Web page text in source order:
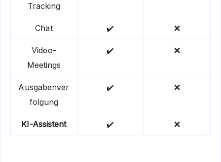
Tracking
Chat ✔️ ❌
Video-
Meetings
✔️ ❌
Ausgabenver
folgung
✔️ ❌
KI-Assistent ✔️ ❌